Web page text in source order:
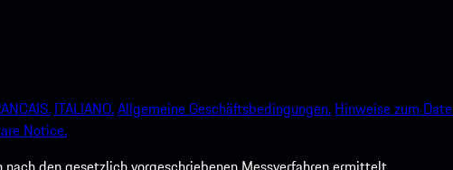
ITALIANO.Allgemeine Geschäftsbedingungen. Hinweise zum
Notice.